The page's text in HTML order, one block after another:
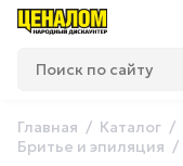
Главная Каталог
Бритье и эпиляция